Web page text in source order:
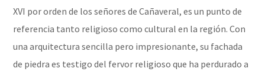
XVI por orden de los señores de Cañaveral, es un punto de
referencia tanto religioso como cultural en la región. Con
una arquitectura sencilla pero impresionante, su fachada
de piedra es testigo del fervor religioso que ha perdurado a